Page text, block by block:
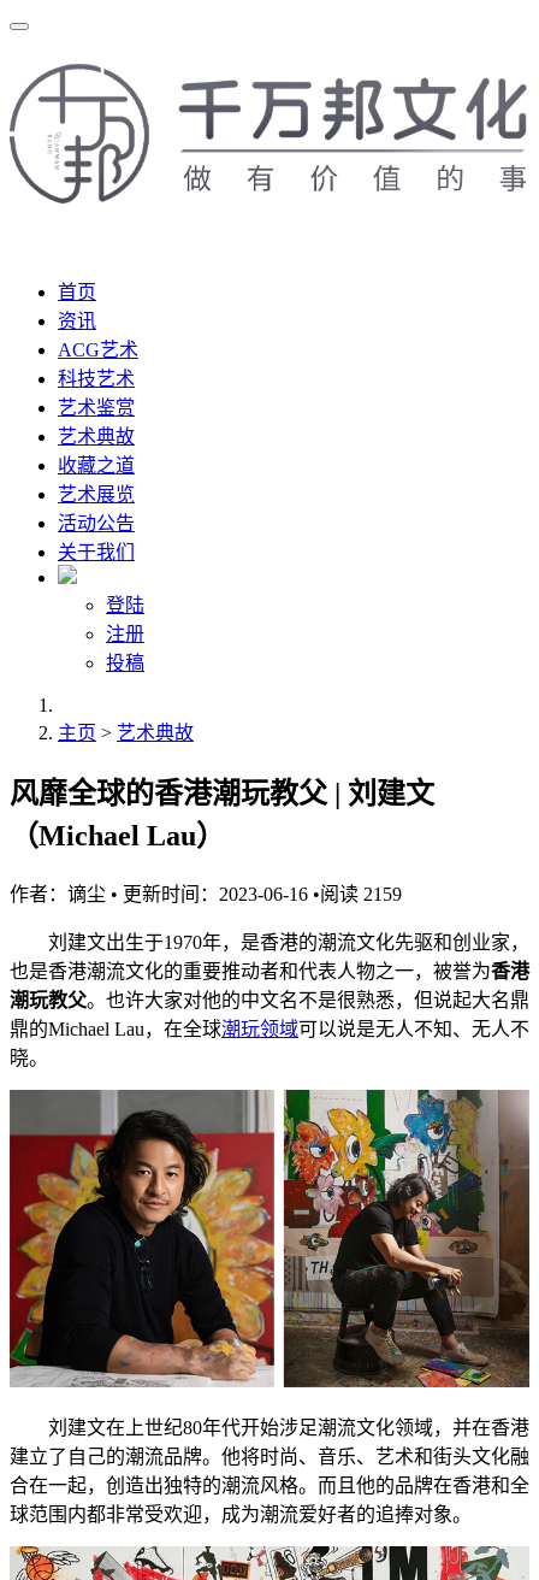
首页
资讯
ACG艺术
科技艺术
艺术鉴赏
艺术典故
收藏之道
艺术展览
活动公告
关于我们
登陆
注册
投稿
主页 > 艺术典故
风靡全球的香港潮玩教父 | 刘建文
（Michael Lau）
作者： 谪尘 • 更新时间：2023-06-16 •阅读 2159
刘建文出生于1970年，是香港的潮流文化先驱和创业家，
也是香港潮流文化的重要推动者和代表人物之一，被誉为香港
潮玩教父。也许大家对他的中文名不是很熟悉，但说起大名鼎
鼎的Michael Lau，在全球潮玩领域可以说是无人不知、无人不
晓。
刘建文在上世纪80年代开始涉足潮流文化领域，并在香港
建立了自己的潮流品牌。他将时尚、音乐、艺术和街头文化融
合在一起，创造出独特的潮流风格。而且他的品牌在香港和全
球范围内都非常受欢迎，成为潮流爱好者的追捧对象。